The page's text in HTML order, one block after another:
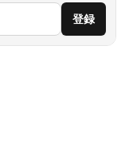
登録